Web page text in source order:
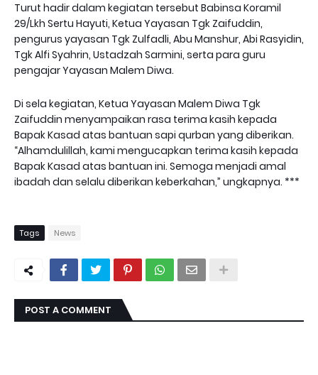
Turut hadir dalam kegiatan tersebut Babinsa Koramil
29/Lkh Sertu Hayuti, Ketua Yayasan Tgk Zaifuddin,
pengurus yayasan Tgk Zulfadli, Abu Manshur, Abi Rasyidin,
Tgk Alfi Syahrin, Ustadzah Sarmini, serta para guru
pengajar Yayasan Malem Diwa.
Di sela kegiatan, Ketua Yayasan Malem Diwa Tgk
Zaifuddin menyampaikan rasa terima kasih kepada
Bapak Kasad atas bantuan sapi qurban yang diberikan.
“Alhamdulillah, kami mengucapkan terima kasih kepada
Bapak Kasad atas bantuan ini. Semoga menjadi amal
ibadah dan selalu diberikan keberkahan,” ungkapnya. ***
Tags News
POST A COMMENT